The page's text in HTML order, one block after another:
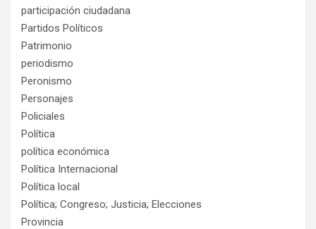
participación ciudadana
Partidos Políticos
Patrimonio
periodismo
Peronismo
Personajes
Policiales
Política
política económica
Política Internacional
Política local
Política; Congreso; Justicia; Elecciones
Provincia